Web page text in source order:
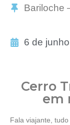
Bariloche
6 de
Cerro
em
Fala viajante,